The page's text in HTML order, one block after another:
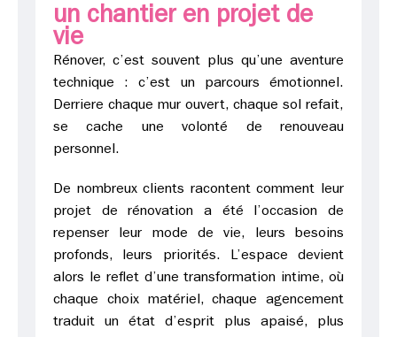
un chantier en projet de
vie
Rénover, c’est souvent plus qu’une aventure
technique : c’est un parcours émotionnel.
Derriere chaque mur ouvert, chaque sol refait,
se cache une volonté de renouveau
personnel.
De nombreux clients racontent comment leur
projet de rénovation a été l’occasion de
repenser leur mode de vie, leurs besoins
profonds, leurs priorités. L’espace devient
alors le reflet d’une transformation intime, où
chaque choix matériel, chaque agencement
traduit un état d’esprit plus apaisé, plus